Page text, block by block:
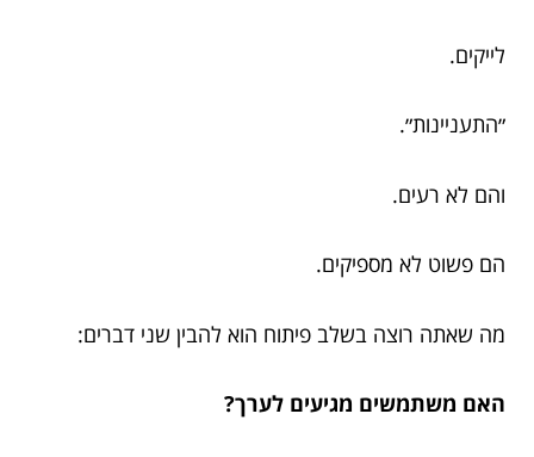
לייקים.
״התעניינות״.
והם לא רעים.
הם פשוט לא מספיקים.
מה שאתה רוצה בשלב פיתוח הוא להבין שני דברים:
האם משתמשים מגיעים לערך?